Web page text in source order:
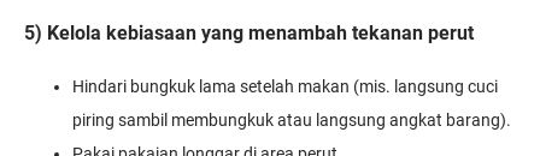
5) Kelola kebiasaan yang menambah tekanan perut
Hindari bungkuk lama setelah makan (mis. langsung cuci
piring sambil membungkuk atau langsung angkat barang).